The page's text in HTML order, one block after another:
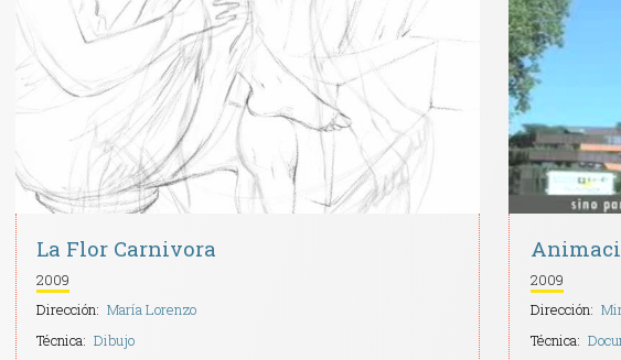
La Flor Carnivora
2009
Dirección: María Lorenzo
Técnica: Dibujo
2009
Dirección:
Técnica: